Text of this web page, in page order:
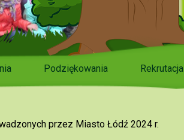
Podziękowania Rekrutacja
przez Miasto Łódź 2024 r.